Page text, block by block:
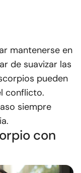
mantenerse en
de suavizar las
pueden
conflicto.
siempre
con